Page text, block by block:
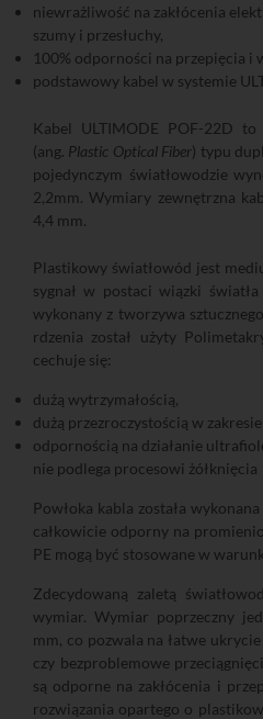
niewrażliwość na zakłócenia
szumy i przesłuchy,
100% odporności na przepięcia i
podstawowy kabel w systemie
Kabel ULTIMODE POF-22D
(ang. Plastic Optical Fiber) typu
pojedynczym światłowodzie
2,2mm. Wymiary zewnętrzna
4,4 mm.
Plastikowy światłowód jest
sygnał w postaci wiązki
wykonany z tworzywa
rdzenia został użyty
cechuje się:
dużą wytrzymałością,
dużą przezroczystością w
odpornością na działanie
nie podlega procesowi żółknięcia
Powłoka kabla została
całkowicie odporny na
PE mogą być stosowane w
Zdecydowaną zaletą
wymiar. Wymiar poprzeczny
mm, co pozwala na łatwe
czy bezproblemowe
są odporne na zakłócenia i
rozwiązania opartego o